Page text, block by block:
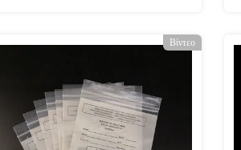
Βίντεο